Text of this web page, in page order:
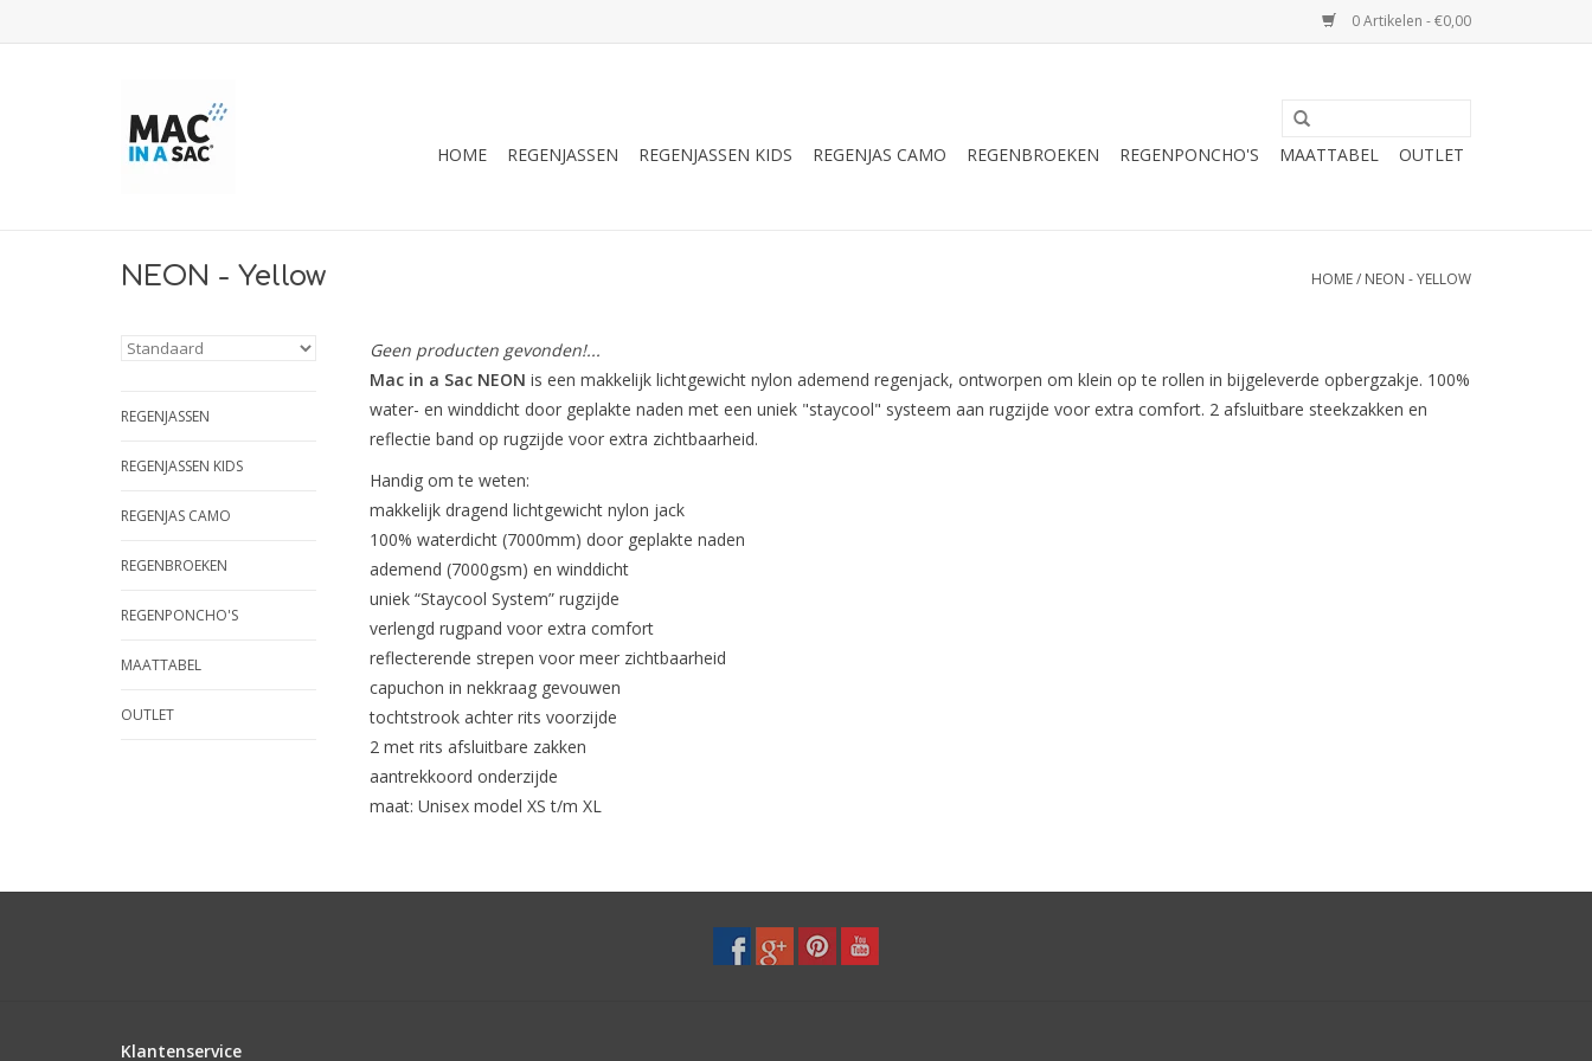
0 Artikelen - €0,00
HOME REGENJASSEN REGENJASSEN KIDS REGENJAS CAMO REGENBROEKEN REGENPONCHO'S MAATTABEL OUTLET
NEON - Yellow HOME/ NEON - YELLOW
REGENJASSEN
REGENJASSEN KIDS
REGENJAS CAMO
REGENBROEKEN
REGENPONCHO'S
MAATTABEL
OUTLET
Geen producten gevonden!...
Mac in a Sac NEON is een makkelijk lichtgewicht nylon ademend regenjack, ontworpen om klein op te rollen in bijgeleverde opbergzakje. 100%
water- en winddicht door geplakte naden met een uniek "staycool" systeem aan rugzijde voor extra comfort. 2 afsluitbare steekzakken en
reflectie band op rugzijde voor extra zichtbaarheid.
Handig om te weten:
makkelijk dragend lichtgewicht nylon jack
100% waterdicht (7000mm) door geplakte naden
ademend (7000gsm) en winddicht
uniek “Staycool System” rugzijde
verlengd rugpand voor extra comfort
reflecterende strepen voor meer zichtbaarheid
capuchon in nekkraag gevouwen
tochtstrook achter rits voorzijde
2 met rits afsluitbare zakken
aantrekkoord onderzijde
maat: Unisex model XS t/m XL
Klantenservice